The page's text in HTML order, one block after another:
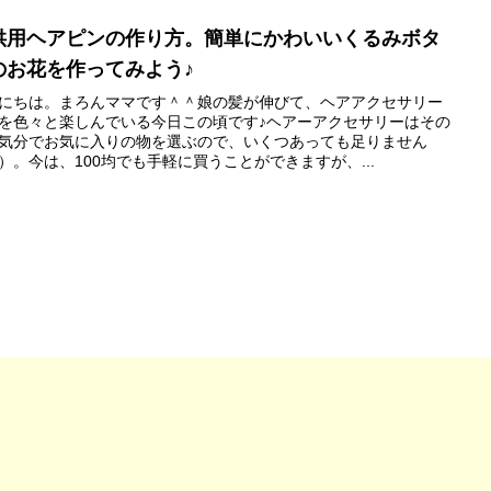
用ヘアピンの作り方。簡単にかわいいくるみボタ
お花を作ってみよう♪
ちは。まろんママです＾＾娘の髪が伸びて、ヘアアクセサリー
色々と楽しんでいる今日この頃です♪ヘアーアクセサリーはその
分でお気に入りの物を選ぶので、いくつあっても足りません
。今は、100均でも手軽に買うことができますが、...